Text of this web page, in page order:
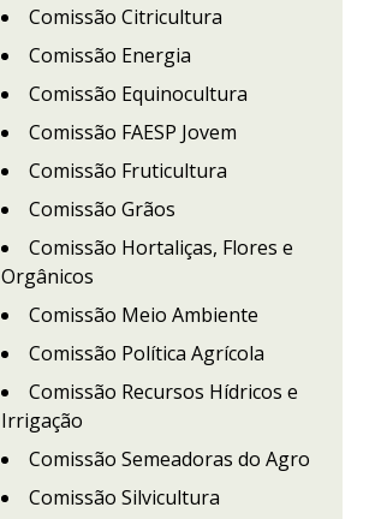
Comissão Citricultura
Comissão Energia
Comissão Equinocultura
Comissão FAESP Jovem
Comissão Fruticultura
Comissão Grãos
Comissão Hortaliças, Flores e
Orgânicos
Comissão Meio Ambiente
Comissão Política Agrícola
Comissão Recursos Hídricos e
Irrigação
Comissão Semeadoras do Agro
Comissão Silvicultura